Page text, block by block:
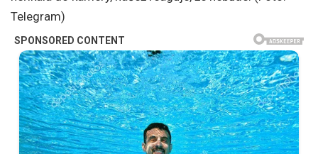
Telegram)